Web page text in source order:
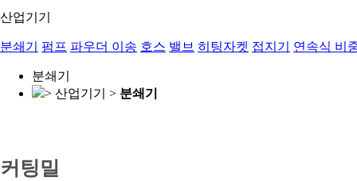
산업기기
분쇄기 펌프 파우더 이송 호스 밸브 히팅자켓 접지기 연속식 비
분쇄기
> 산업기기 > 분쇄기
커팅밀